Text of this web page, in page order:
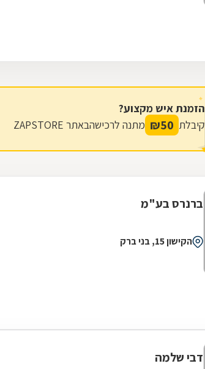
הזמנת איש מקצוע?
קיבלת 50
₪ מתנה לרכישהבאתר ZAPSTORE
ברנרס בע"מ
הקישון 15, בני ברק
דבי שלמה